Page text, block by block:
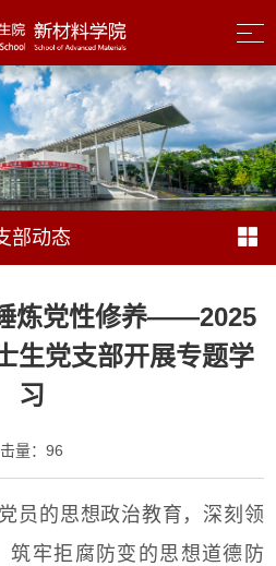
部动态
炼党性修养——2025
生党支部开展专题学
习
量：96
员的思想政治教育，深刻领
筑牢拒腐防变的思想道德防